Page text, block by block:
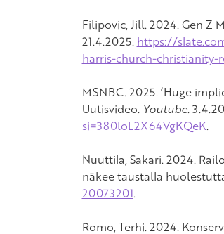
Filipovic, Jill. 2024. Gen Z
21.4.2025. https://
harris-church-
MSNBC. 2025. ’Huge
Uutisvideo. Youtube.
si=380loL2X64VgKQeK.
Nuuttila, Sakari. 2024.
näkee taustalla
20073201.
Romo, Terhi. 2024.